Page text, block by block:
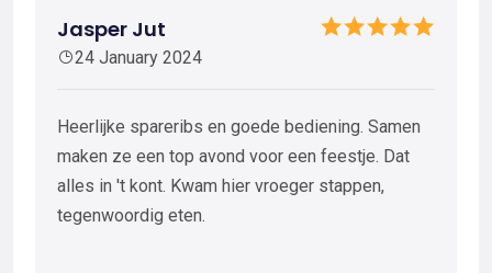
Jasper Jut
24 January 2024
Heerlijke spareribs en goede bediening. Samen
maken ze een top avond voor een feestje. Dat
alles in 't kont. Kwam hier vroeger stappen,
tegenwoordig eten.